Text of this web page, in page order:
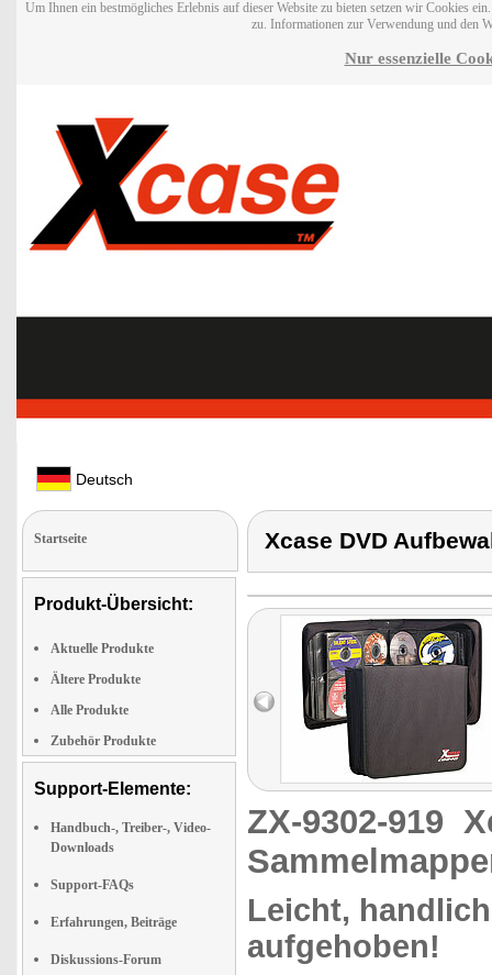
Um Ihnen ein bestmögliches Erlebnis auf dieser Website zu bieten setzen wir Cookies
zu. Informationen zur Verwendung und den
Nur essenzielle
Deutsch
Startseite
Produkt-Übersicht:
Aktuelle Produkte
Ältere Produkte
Alle Produkte
Zubehör Produkte
Support-Elemente:
Handbuch-, Treiber-, Video-
Downloads
Support-FAQs
Erfahrungen, Beiträge
Diskussions-Forum
Xcase DVD
ZX-9302-919
Leicht,
aufgehoben!